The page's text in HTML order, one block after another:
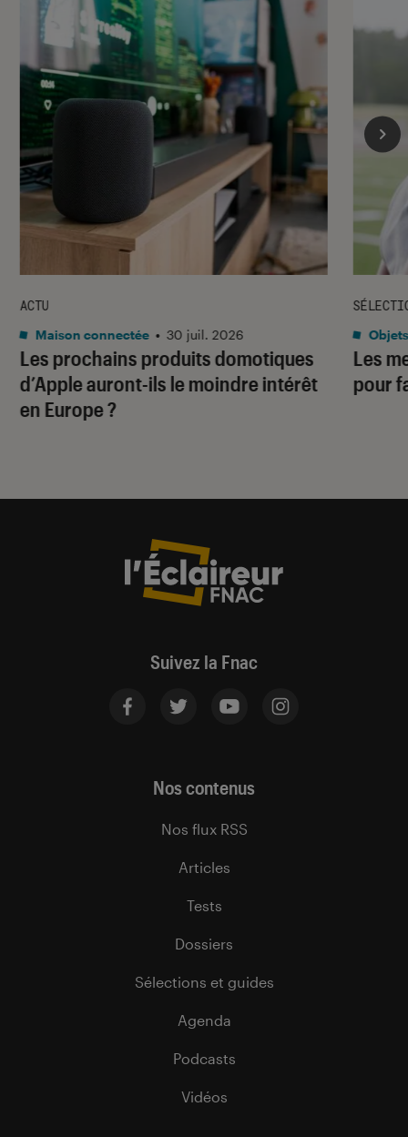
Les prochains produits domotiques
d’Apple auront-ils le moindre intérêt
en Europe ?
ACTU
Maison connectée • 30 juil. 2026
Les
pour
Suivez la Fnac
Nos contenus
Nos flux RSS
Articles
Tests
Dossiers
Sélections et guides
Agenda
Podcasts
Vidéos